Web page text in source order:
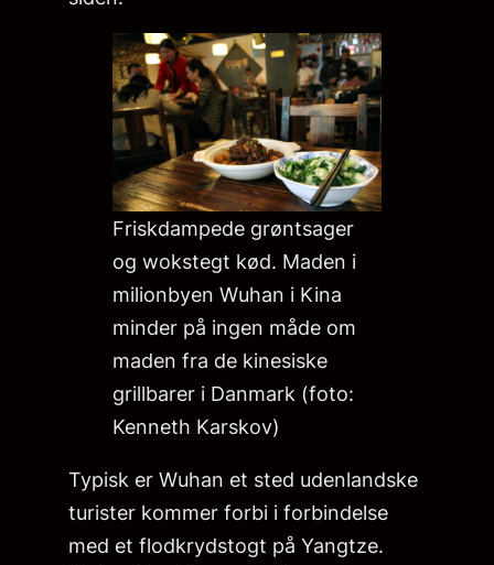
Friskdampede grøntsager
og wokstegt kød. Maden i
milionbyen Wuhan i Kina
minder på ingen måde om
maden fra de kinesiske
grillbarer i Danmark (foto:
Kenneth Karskov)
Typisk er Wuhan et sted udenlandske
turister kommer forbi i forbindelse
med et flodkrydstogt på Yangtze.